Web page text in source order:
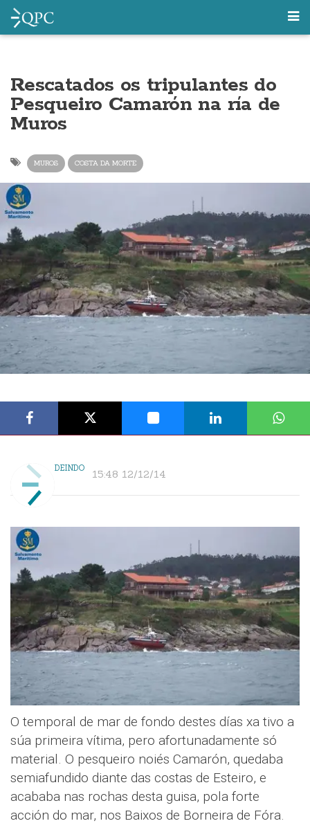
Rescatados os tripulantes do
Pesqueiro Camarón na ría de
Muros
MUROS COSTA DA MORTE
DEINDO 15:48 12/12/14
O temporal de mar de fondo destes días xa tivo a
súa primeira vítima, pero afortunadamente só
material. O pesqueiro noiés Camarón, quedaba
semiafundido diante das costas de Esteiro, e
acababa nas rochas desta guisa, pola forte
acción do mar, nos Baixos de Borneira de Fóra.